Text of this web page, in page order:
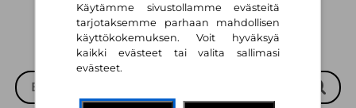
Käytämme sivustollamme evästeitä
tarjotaksemme parhaan mahdollisen
käyttökokemuksen. Voit hyväksyä
kaikki evästeet tai valita sallimasi
evästeet.